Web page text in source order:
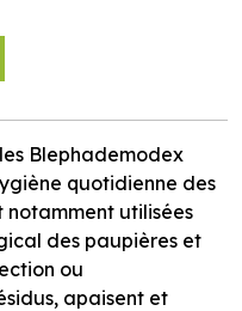
Blephademodex
quotidienne des
notamment utilisées
des paupières et
ou
apaisent et